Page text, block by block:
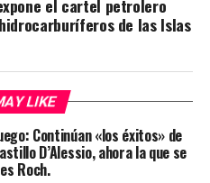
el cartel petrolero
de las Islas
LIKE
Continúan «los éxitos» de
D’Alessio, ahora la que se
Roch.